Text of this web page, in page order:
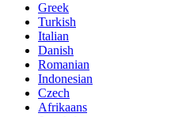
Greek
Turkish
Italian
Danish
Romanian
Indonesian
Czech
Afrikaans